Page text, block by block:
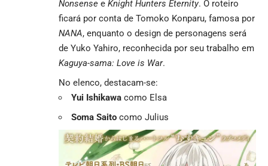
Nonsense e Knight Hunters Eternity. O roteiro
ficará por conta de Tomoko Konparu, famosa por
NANA, enquanto o design de personagens será
de Yuko Yahiro, reconhecida por seu trabalho em
Kaguya-sama: Love is War.
No elenco, destacam-se:
Yui Ishikawa como Elsa
Soma Saito como Julius